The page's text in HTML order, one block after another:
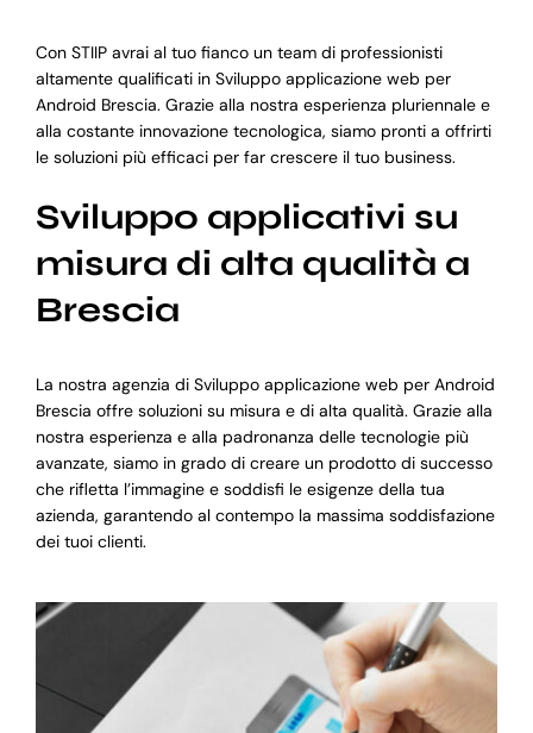
Con STIIP avrai al tuo fianco un team di professionisti
altamente qualificati in Sviluppo applicazione web per
Android Brescia. Grazie alla nostra esperienza pluriennale e
alla costante innovazione tecnologica, siamo pronti a offrirti
le soluzioni più efficaci per far crescere il tuo business.
Sviluppo applicativi su
misura di alta qualità a
Brescia
La nostra agenzia di Sviluppo applicazione web per Android
Brescia offre soluzioni su misura e di alta qualità. Grazie alla
nostra esperienza e alla padronanza delle tecnologie più
avanzate, siamo in grado di creare un prodotto di successo
che rifletta l’immagine e soddisfi le esigenze della tua
azienda, garantendo al contempo la massima soddisfazione
dei tuoi clienti.